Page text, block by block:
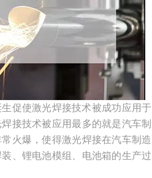
促使激光焊接技术被成功应用于
接技术被应用最多的就是汽车制
火爆，使得激光焊接在汽车制造
、锂电池模组、电池箱的生产过